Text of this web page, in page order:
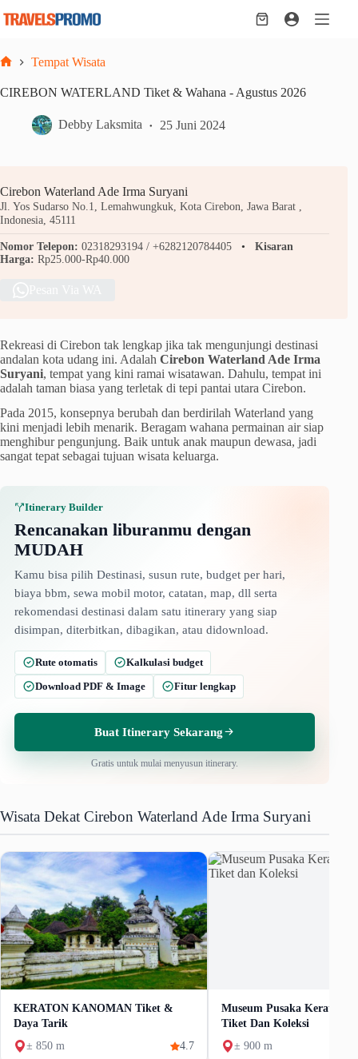
Shopping
Tempat Wisata
CIREBON WATERLAND Tiket & Wahana - Agustus 2026
Debby Laksmita 25 Juni 2024
Cirebon Waterland Ade Irma Suryani
Jl. Yos Sudarso No.1, Lemahwungkuk, Kota Cirebon, Jawa Barat ,
Indonesia, 45111
Nomor Telepon: 02318293194 / +6282120784405
Kisaran
Harga: Rp25.000-Rp40.000
Rekreasi di Cirebon tak lengkap jika tak mengunjungi destinasi
andalan kota udang ini. Adalah Cirebon Waterland Ade Irma
Suryani, tempat yang kini ramai wisatawan. Dahulu, tempat ini
adalah taman biasa yang terletak di tepi pantai utara Cirebon.
Pada 2015, konsepnya berubah dan berdirilah Waterland yang
kini menjadi lebih menarik. Beragam wahana permainan air siap
menghibur pengunjung. Baik untuk anak maupun dewasa, jadi
sangat tepat sebagai tujuan wisata keluarga.
Itinerary Builder
Rencanakan liburanmu dengan
MUDAH
Kamu bisa pilih Destinasi, susun rute, budget per hari,
biaya bbm, sewa mobil motor, catatan, map, dll serta
rekomendasi destinasi dalam satu itinerary yang siap
disimpan, diterbitkan, dibagikan, atau didownload.
Rute otomatis
Kalkulasi budget
Download PDF & Image
Fitur lengkap
Buat Itinerary Sekarang
Gratis untuk mulai menyusun itinerary.
Wisata Dekat Cirebon Waterland Ade Irma Suryani
KERATON KANOMAN Tiket &
Daya Tarik
± 850 m
4.7
Museum Pusaka Keraton
Tiket Dan Koleksi
± 900 m